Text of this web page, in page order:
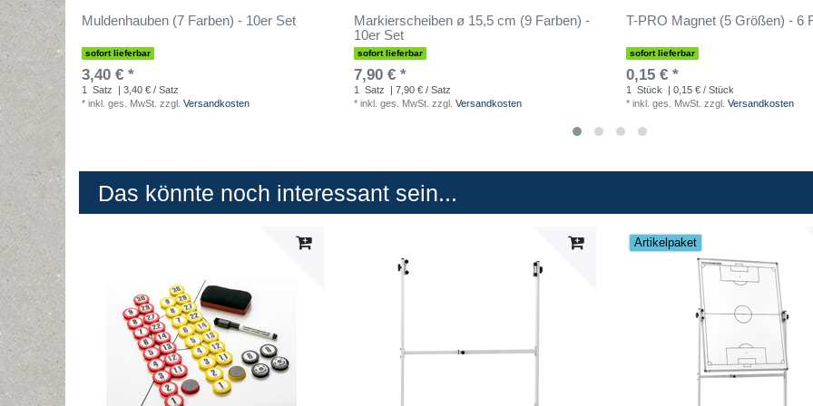
Muldenhauben (7 Farben) - 10er Set
sofort lieferbar
3,40 € *
1 Satz
| 3,40 € / Satz
* inkl. ges. MwSt. zzgl. Versandkosten
Markierscheiben ø 15,5 cm (9 Farben) -
10er Set
sofort lieferbar
7,90 € *
1 Satz
| 7,90 € / Satz
* inkl. ges. MwSt. zzgl. Versandkosten
T-PRO Magnet (5 Größen) - 6
sofort lieferbar
0,15 € *
1 Stück
| 0,15 € / Stück
* inkl. ges. MwSt. zzgl. Versandkosten
Das könnte noch interessant sein...
Artikelpaket